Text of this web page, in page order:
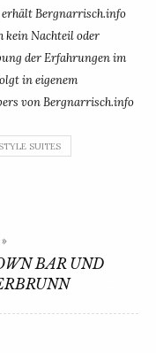
Bergnarrisch.info
kein Nachteil oder
der Erfahrungen im
in eigenem
von Bergnarrisch.info
SUITES
BAR UND